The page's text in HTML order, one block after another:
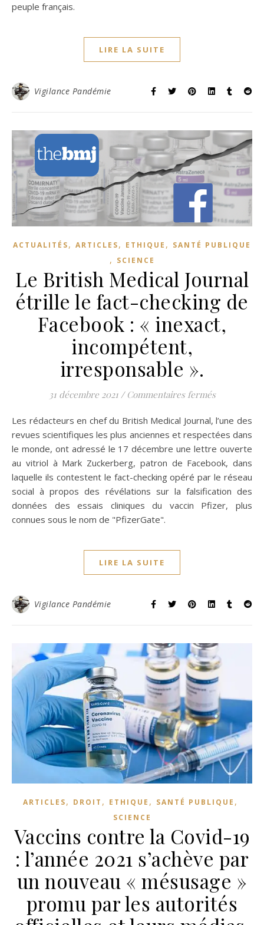
peuple français.
LIRE LA SUITE
Vigilance Pandémie
ACTUALITÉS, ARTICLES, ETHIQUE , SANTÉ PUBLIQUE
, SCIENCE
Le British Medical Journal
étrille le fact-checking de
Facebook : « inexact,
incompétent,
irresponsable ».
31 décembre 2021 / Commentaires ferméssur Le
Les rédacteurs en chef du British Medical Journal, l’une des
revues scientifiques les plus anciennes et respectées dans
le monde, ont adressé le 17 décembre une lettre ouverte
au vitriol à Mark Zuckerberg, patron de Facebook, dans
laquelle ils contestent le fact-checking opéré par le réseau
social à propos des révélations sur la falsification des
données des essais cliniques du vaccin Pfizer, plus
connues sous le nom de "PfizerGate".
LIRE LA SUITE
Vigilance Pandémie
ARTICLES, DROIT , ETHIQUE , SANTÉ PUBLIQUE ,
SCIENCE
Vaccins contre la Covid-19
: l’année 2021 s’achève par
un nouveau « mésusage »
promu par les autorités